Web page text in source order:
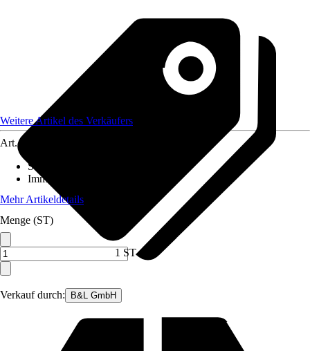
Verkauf durch: B&L GmbH
Weitere Artikel des Verkäufers
Art.-Nr.
Standort
Immergrün
Mehr Artikeldetails
Menge (ST)
1 ST